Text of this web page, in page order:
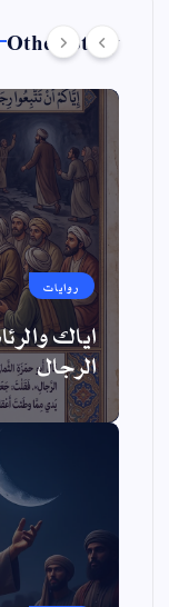
Other Story
روايات
اياك
الرجال